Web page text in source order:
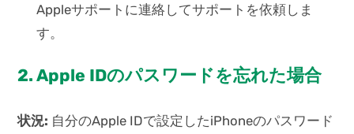
Appleサポートに連絡してサポートを依頼しま
す。
2. Apple IDのパスワードを忘れた場合
状況: 自分のApple IDで設定したiPhoneのパスワード